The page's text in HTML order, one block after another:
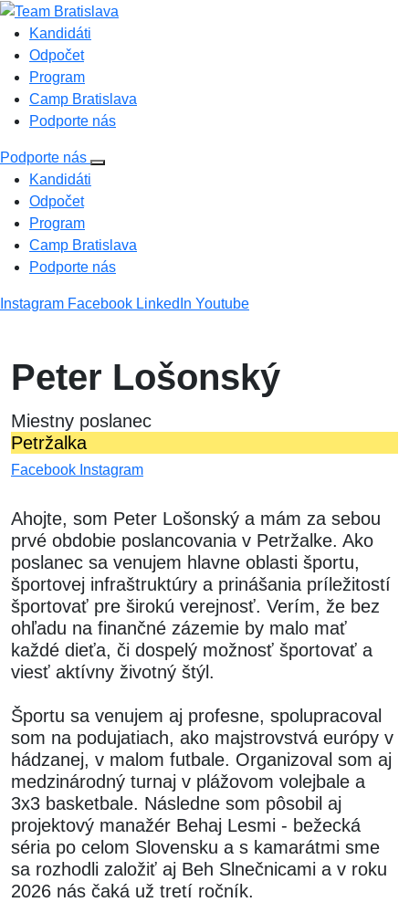
Kandidáti
Odpočet
Program
Camp Bratislava
Podporte nás
Podporte nás
Kandidáti
Odpočet
Program
Camp Bratislava
Podporte nás
Instagram Facebook LinkedIn Youtube
Peter Lošonský
Miestny poslanec
Petržalka
Facebook Instagram
Ahojte, som Peter Lošonský a mám za sebou
prvé obdobie poslancovania v Petržalke. Ako
poslanec sa venujem hlavne oblasti športu,
športovej infraštruktúry a prinášania príležitostí
športovať pre širokú verejnosť. Verím, že bez
ohľadu na finančné zázemie by malo mať
každé dieťa, či dospelý možnosť športovať a
viesť aktívny životný štýl.
Športu sa venujem aj profesne, spolupracoval
som na podujatiach, ako majstrovstvá európy v
hádzanej, v malom futbale. Organizoval som aj
medzinárodný turnaj v plážovom volejbale a
3x3 basketbale. Následne som pôsobil aj
projektový manažér Behaj Lesmi - bežecká
séria po celom Slovensku a s kamarátmi sme
sa rozhodli založiť aj Beh Slnečnicami a v roku
2026 nás čaká už tretí ročník.